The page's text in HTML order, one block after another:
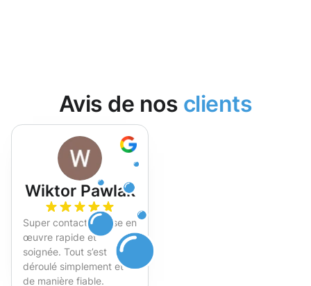
Avis de nos clients
Wiktor Pawlak
Super contact et mise en
œuvre rapide et
soignée. Tout s’est
déroulé simplement et
de manière fiable.